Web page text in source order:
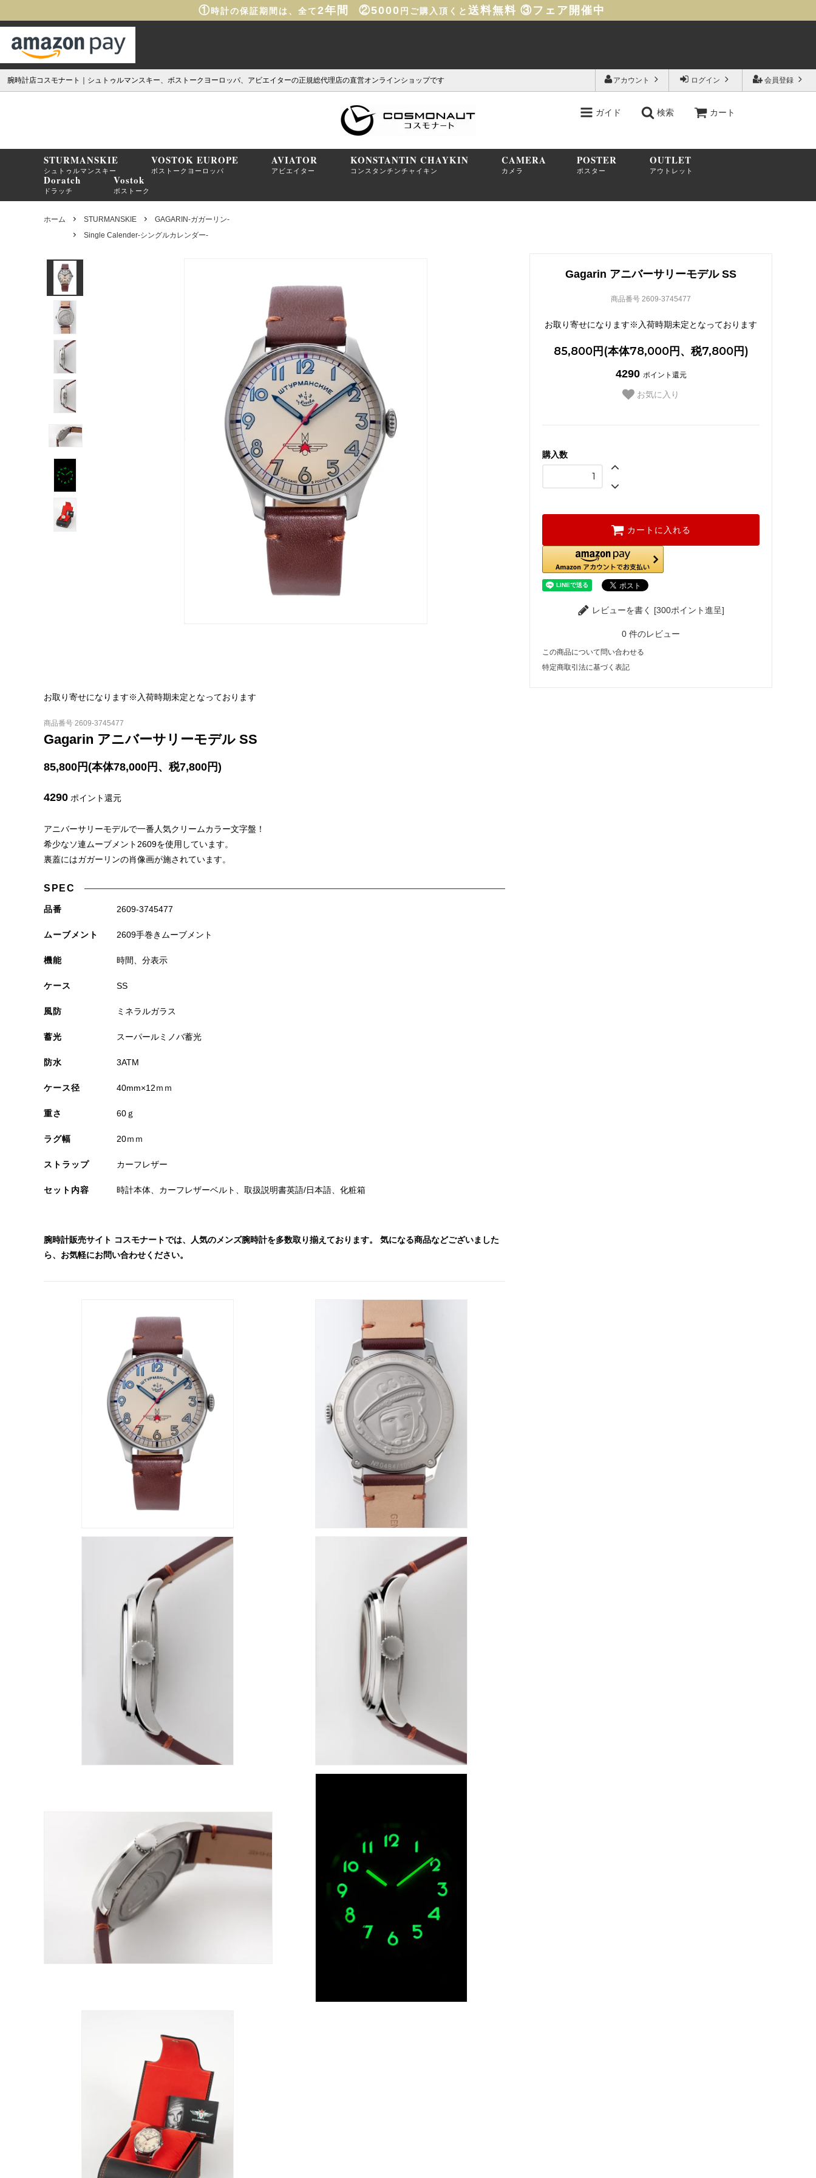
① 時計の保証期間は、全て2年間 ②5000 円ご購入頂くと 送料無料 ③フェア開催中
会員登録
ログイン
アカウント
腕時計店コスモナート｜シュトゥルマンスキー、ボストークヨーロッパ、アビエイターの正規総代理店の直営オンラインショップです
ガイド 検索 カート
STURMANSKIE
シュトゥルマンスキー
VOSTOK EUROPE
ボストークヨーロッパ
AVIATOR
アビエイター
KONSTANTIN CHAYKIN
コンスタンチンチャイキン
CAMERA
カメラ
POSTER
ポスター
OUTLET
アウトレット
Doratch
ドラッチ
Vostok
ボストーク
ホーム STURMANSKIE
GAGARIN-ガガーリン-
Single Calender-シングルカレンダー-
Gagarin アニバーサリーモデル SS
商品番号 2609-3745477
お取り寄せになります※入荷時期未定となっております
85,800円(本体78,000円、税7,800円)
4290 ポイント還元
お気に入り
購入数
カートに入れる
レビューを書く [300ポイント進呈]
0 件のレビュー
この商品について問い合わせる
特定商取引法に基づく表記
お取り寄せになります※入荷時期未定となっております
商品番号 2609-3745477
Gagarin アニバーサリーモデル SS
85,800円(本体78,000円、税7,800円)
4290 ポイント還元
アニバーサリーモデルで一番人気クリームカラー文字盤！
希少なソ連ムーブメント2609を使用しています。
裏蓋にはガガーリンの肖像画が施されています。
SPEC
品番 2609-3745477
ムーブメント 2609手巻きムーブメント
機能 時間、分表示
ケース SS
風防 ミネラルガラス
蓄光 スーパールミノバ蓄光
防水 3ATM
ケース径 40mm×12ｍｍ
重さ 60ｇ
ラグ幅 20ｍｍ
ストラップ カーフレザー
セット内容 時計本体、カーフレザーベルト、取扱説明書英語/日本語、化粧箱
腕時計販売サイト コスモナートでは、人気のメンズ腕時計を多数取り揃えております。 気になる商品などございました
ら、お気軽にお問い合わせください。